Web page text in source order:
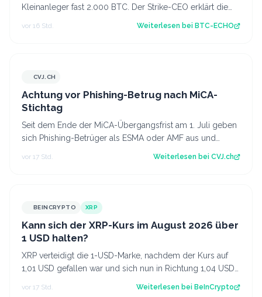
Kleinanleger fast 2.000 BTC. Der Strike-CEO erklärt die
vor 16 Std. Weiterlesen bei BTC-ECHO
CVJ.CHCVJ.CH
Achtung vor Phishing-Betrug nach MiCA-
Stichtag
Seit dem Ende der MiCA-Übergangsfrist am 1. Juli geben
sich Phishing-Betrüger als ESMA oder AMF aus und
vor 17 Std. Weiterlesen bei CVJ.ch
BEINCRYPTO XRP
Kann sich der XRP-Kurs im August 2026 über
1 USD halten?
XRP verteidigt die 1-USD-Marke, nachdem der Kurs auf
1,01 USD gefallen war und sich nun in Richtung 1,04 USD
erholt, während der CLARITY Act…
vor 17 Std. Weiterlesen bei BeInCrypto